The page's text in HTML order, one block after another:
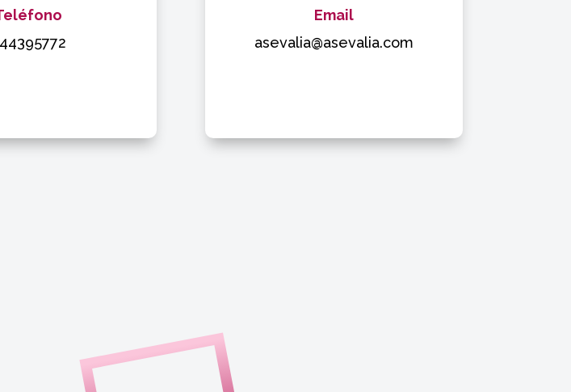
Email
asevalia@asevalia.com